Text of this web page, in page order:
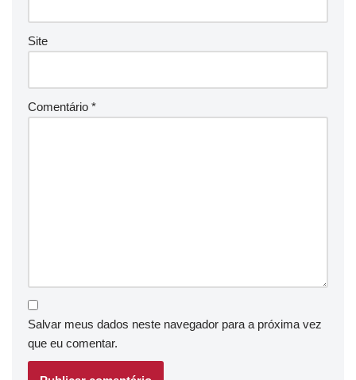
Site
Comentário *
Salvar meus dados neste navegador para a próxima vez
que eu comentar.